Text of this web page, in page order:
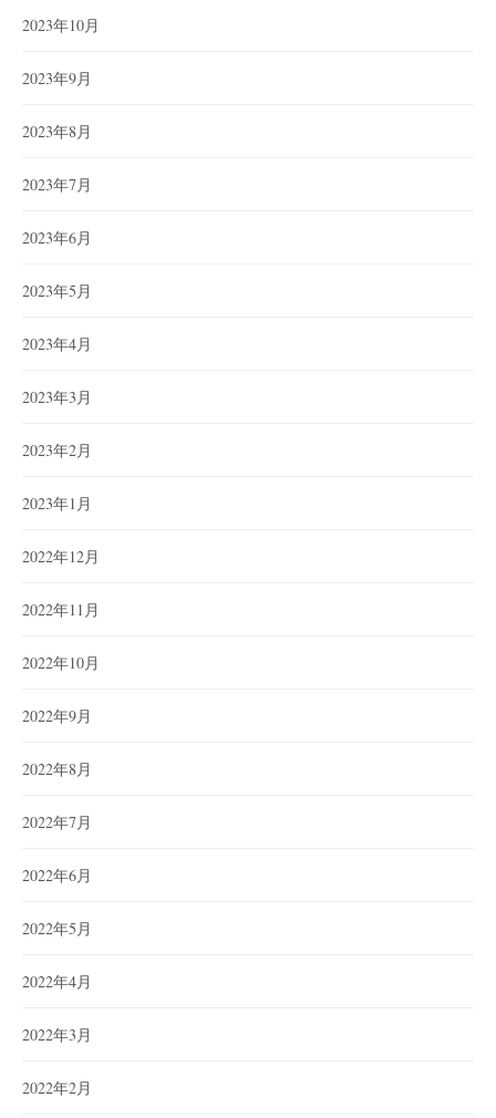
2023年10月
2023年9月
2023年8月
2023年7月
2023年6月
2023年5月
2023年4月
2023年3月
2023年2月
2023年1月
2022年12月
2022年11月
2022年10月
2022年9月
2022年8月
2022年7月
2022年6月
2022年5月
2022年4月
2022年3月
2022年2月